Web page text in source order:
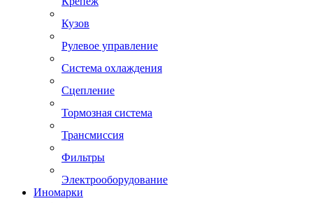
Кузов
Рулевое управление
Система охлаждения
Сцепление
Тормозная система
Трансмиссия
Фильтры
Электрооборудование
Иномарки